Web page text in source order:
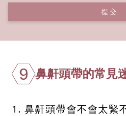
提交
9 鼻鼾頭帶的常見
1. 鼻鼾頭帶會不會太緊